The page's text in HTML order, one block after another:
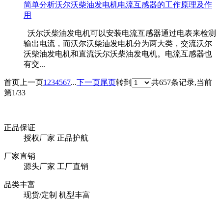
简单分析沃尔沃柴油发电机电流互感器的工作原理及作
用
沃尔沃柴油发电机可以安装电流互感器通过电表来检测
输出电流，而沃尔沃柴油发电机分为两大类，交流沃尔
沃柴油发电机和直流沃尔沃柴油发电机。电流互感器也
有交...
首页 上一页1 234567...下一页尾页转到
共657条记录,当前
第1/33
正品保证
授权厂家 正品护航
厂家直销
源头厂家 工厂直销
品类丰富
现货/定制 机型丰富